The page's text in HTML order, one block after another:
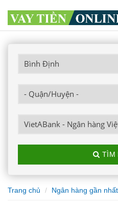
TÌM
Trang chủ Ngân hàng gần nhất